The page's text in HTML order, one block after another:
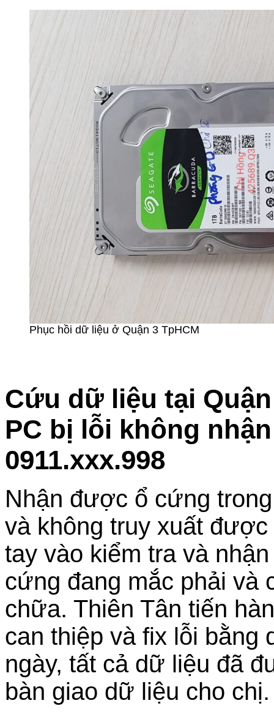
Phục hồi dữ liệu ở Quận 3 TpHCM
Cứu dữ liệu tại
PC bị lỗi không
0911.xxx.998
Nhận được ổ cứng
và không truy xuất
tay vào kiểm tra và
cứng đang mắc phải và
chữa. Thiên Tân tiến
can thiệp và fix lỗi bằng
ngày, tất cả dữ liệu đã
bàn giao dữ liệu cho